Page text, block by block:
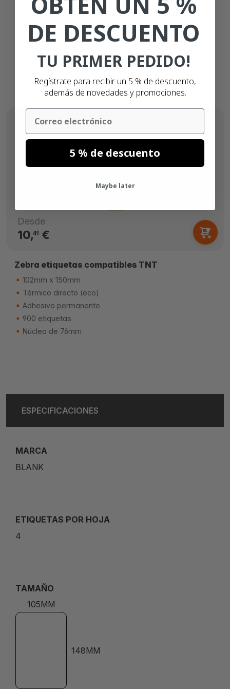
102mm x 150mm
Adhesivo permanente
Núcleo de 25mm
Desde
10,41 €
Zebra etiquetas compatibles TNT
102mm x 150mm
Térmico directo (eco)
Adhesivo permanente
900 etiquetas
Núcleo de 76mm
ESPECIFICACIONES
MARCA
BLANK
ETIQUETAS POR HOJA
4
TAMAÑO
105MM
148MM
DE DESCUENTO
TU PRIMER PEDIDO!
Regístrate para recibir un 5 % de descuento,
además de novedades y promociones.
Email
5 % de descuento
Maybe later